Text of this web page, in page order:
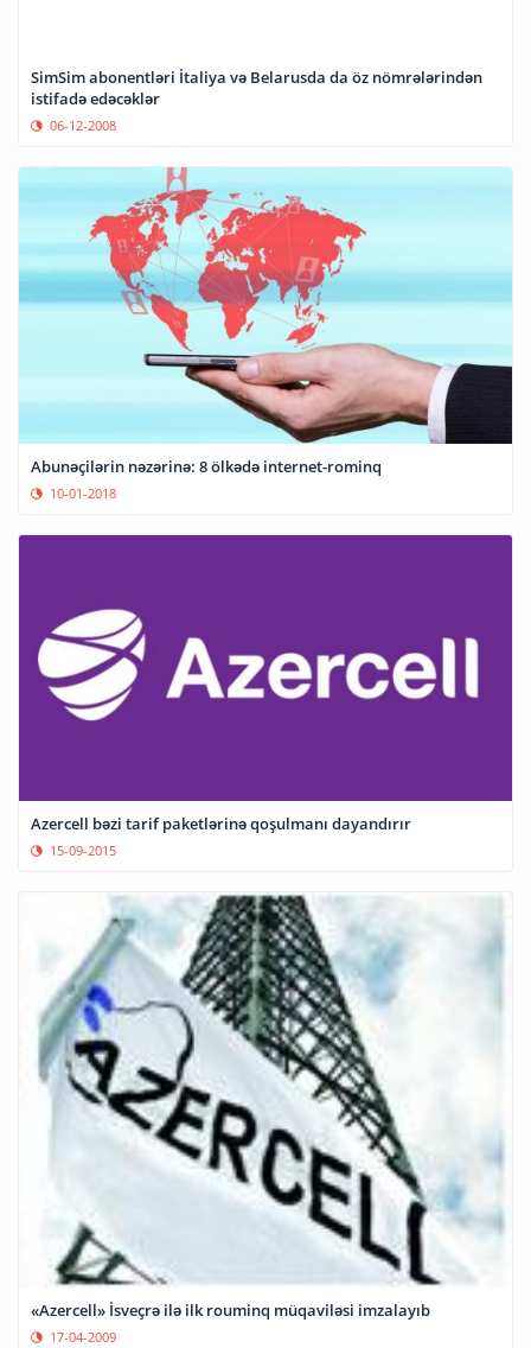
SimSim abonentləri İtaliya və Belarusda da öz nömrələrindən
istifadə edəcəklər
06-12-2008
Abunəçilərin nəzərinə: 8 ölkədə internet-rominq
10-01-2018
Azercell bəzi tarif paketlərinə qoşulmanı dayandırır
15-09-2015
«Azercell» İsveçrə ilə ilk rouminq müqaviləsi imzalayıb
17-04-2009